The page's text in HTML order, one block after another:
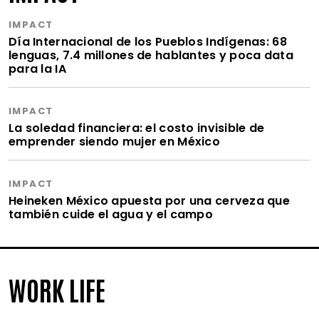
IMPACT
Día Internacional de los Pueblos Indígenas: 68
lenguas, 7.4 millones de hablantes y poca data
para la IA
IMPACT
La soledad financiera: el costo invisible de
emprender siendo mujer en México
IMPACT
Heineken México apuesta por una cerveza que
también cuide el agua y el campo
WORK LIFE